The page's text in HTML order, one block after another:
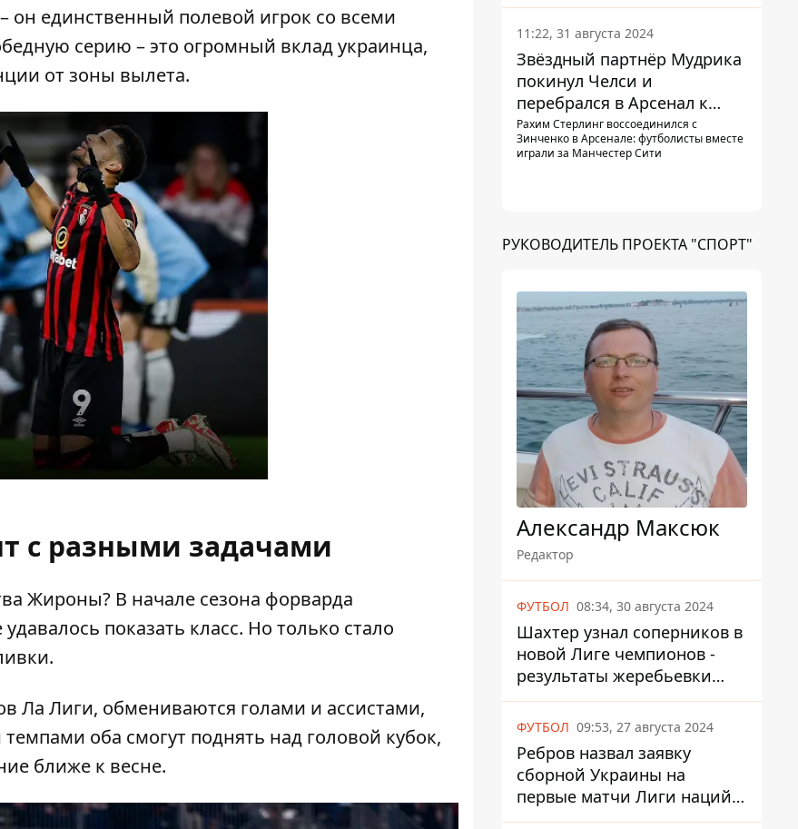
единственный полевой игрок со всеми
серию – это огромный вклад украинца,
от зоны вылета.
с разными задачами
Жироны? В начале сезона форварда
показать класс. Но только стало
Ла Лиги, обмениваются голами и ассистами,
оба смогут поднять над головой кубок,
ближе к весне.
11:22, 31 августа 2024
Звёздный партнёр Мудрика
покинул Челси и
перебрался в Арсенал к
Зинченко
Рахим Стерлинг воссоединился с
Зинченко в Арсенале: футболисты вместе
играли за Манчестер Сити
РУКОВОДИТЕЛЬ ПРОЕКТА "СПОРТ"
Александр Максюк
Редактор
ФУТБОЛ 08:34, 30 августа 2024
Шахтер узнал соперников в
новой Лиге чемпионов -
результаты жеребьевки
UEFA
ФУТБОЛ 09:53, 27 августа 2024
Ребров назвал заявку
сборной Украины на
первые матчи Лиги наций
против Албании и Чехии